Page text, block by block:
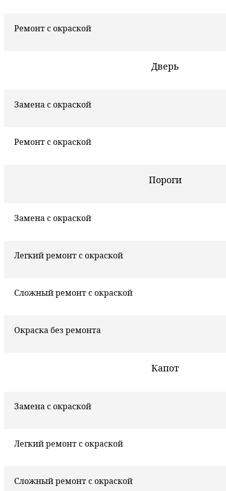
Ремонт с окраской
Дверь
Замена с окраской
Ремонт с окраской
Пороги
Замена с окраской
Легкий ремонт с окраской
Сложный ремонт с окраской
Окраска без ремонта
Капот
Замена с окраской
Легкий ремонт с окраской
Сложный ремонт с окраской